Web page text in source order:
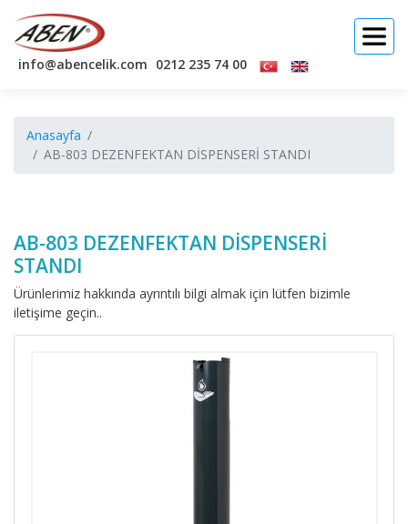
info@abencelik.com 0212 235 74 00
Anasayfa
AB-803 DEZENFEKTAN DİSPENSERİ STANDI
AB-803 DEZENFEKTAN DİSPENSERİ
STANDI
Ürünlerimiz hakkında ayrıntılı bilgi almak için lütfen bizimle
iletişime geçin..